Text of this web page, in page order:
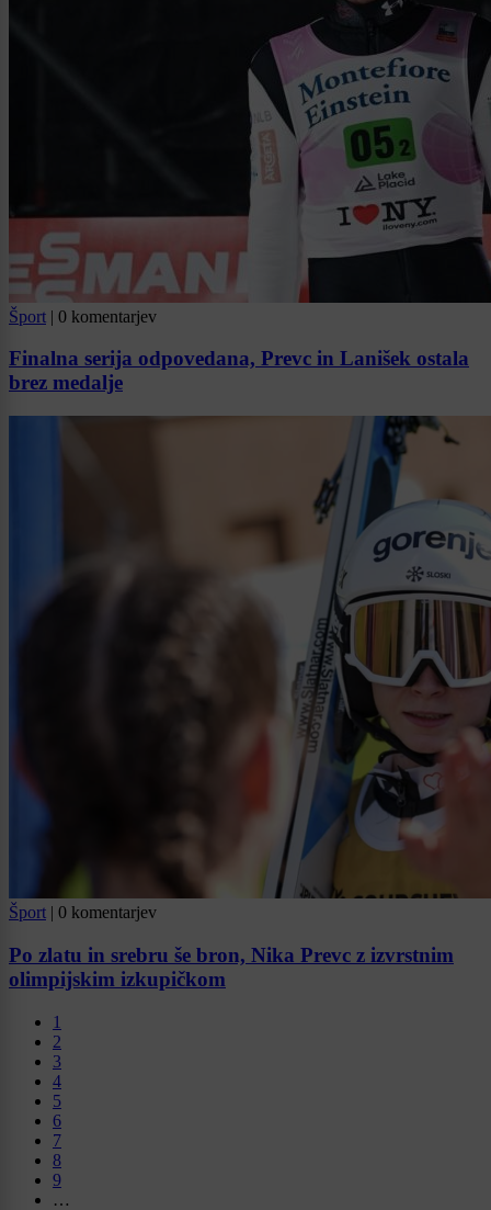
Šport | 0 komentarjev
Finalna serija odpovedana, Prevc in Lanišek ostala
brez medalje
Šport | 0 komentarjev
Po zlatu in srebru še bron, Nika Prevc z izvrstnim
olimpijskim izkupičkom
1
2
3
4
5
6
7
8
9
…